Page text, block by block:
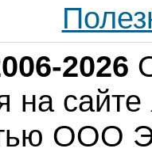
2026
сайте
ООО